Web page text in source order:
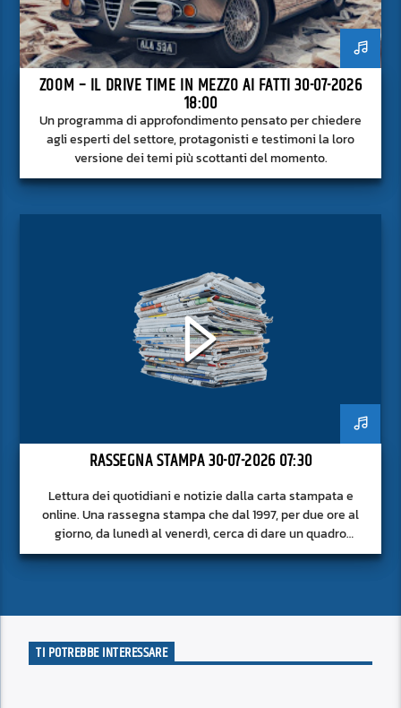
ZOOM – IL DRIVE TIME IN MEZZO AI FATTI 30-07-2026
18:00
Un programma di approfondimento pensato per chiedere
agli esperti del settore, protagonisti e testimoni la loro
versione dei temi più scottanti del momento.
RASSEGNA STAMPA 30-07-2026 07:30
Lettura dei quotidiani e notizie dalla carta stampata e
online. Una rassegna stampa che dal 1997, per due ore al
giorno, da lunedì al venerdì, cerca di dare un quadro
approfondito delle notizie del giorno, senza fermarsi alla
TI POTREBBE INTERESSARE